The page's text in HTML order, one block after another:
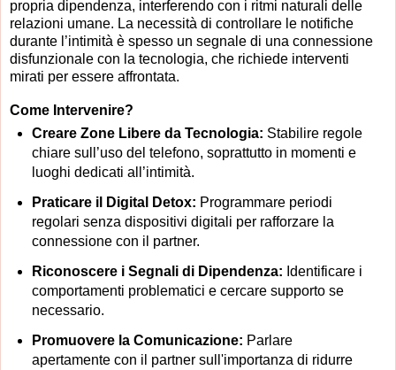
propria dipendenza, interferendo con i ritmi naturali delle
relazioni umane. La necessità di controllare le notifiche
durante l’intimità è spesso un segnale di una connessione
disfunzionale con la tecnologia, che richiede interventi
mirati per essere affrontata.
Come Intervenire?
Creare Zone Libere da Tecnologia: Stabilire regole
chiare sull’uso del telefono, soprattutto in momenti e
luoghi dedicati all’intimità.
Praticare il Digital Detox: Programmare periodi
regolari senza dispositivi digitali per rafforzare la
connessione con il partner.
Riconoscere i Segnali di Dipendenza: Identificare i
comportamenti problematici e cercare supporto se
necessario.
Promuovere la Comunicazione: Parlare
apertamente con il partner sull'importanza di ridurre